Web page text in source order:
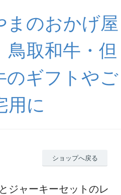
まのおかげ屋
鳥取和牛・但
のギフトやご
用に
ショップへ戻る
ジャーキーセットのレ